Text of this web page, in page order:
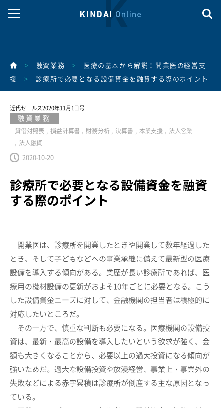
> 融資業務 > 医療の基本から解説！開業医の経営支
援 > 診療所で必要となる設備資金を融資する際のポイント
近代セールス2020年11月1日号
融資業務
貸借対照表 損益計算書 財務分析 決算書 本業支援
法人営業
法人融資
2020-10-20
診療所で必要となる設備資金を融資
する際のポイント
開業医は、診療所を開業したときや開業して数年経過した
とき、そして子どもなどへの事業承継に備えて最新型の医療
設備を導入する傾向がある。業歴が長い診療所であれば、医
療用の機材設備の更新がおよそ10年ごとに必要となる。こう
した設備資金ニーズに対して、金融機関の担当者は積極的に
対応したいところだ。
その一方で、慎重な判断も必要になる。医療機関の設備投
資は、最新・最高の設備を導入したいという欲求が強く、金
額も大きくなることから、必要以上の過大投資になる傾向が
強いためだ。過大な設備投資や放漫経営、事業上・事業外の
失敗などによる赤字累積は診療所が倒産する主な原因となっ
ている。